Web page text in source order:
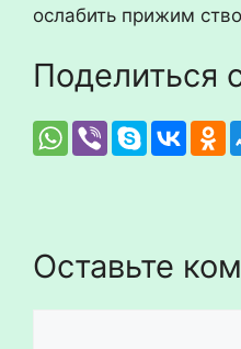
ослабить прижим
Поделиться
Оставьте